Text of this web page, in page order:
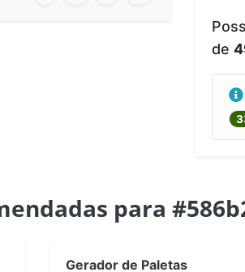
de
para
Gerador de Paletas